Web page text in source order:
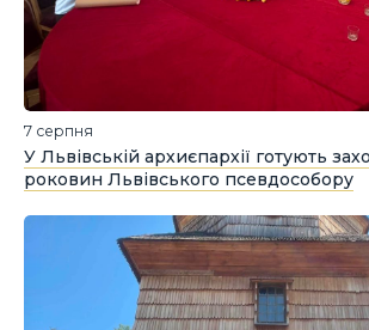
7 серпня
У Львівській архиєпархії готують
роковин Львівського псевдособору